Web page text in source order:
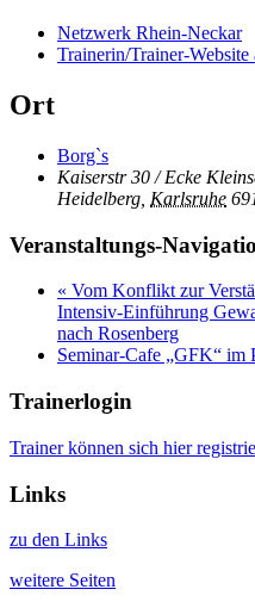
Netzwerk Rhein-Neckar
Trainerin/Trainer-Website
Ort
Borg`s
Kaiserstr 30 / Ecke
Heidelberg Karlsruhe
Veranstaltungs-
« Vom Konflikt zur
Intensiv-Einführung
nach Rosenberg
Seminar-Cafe „GFK“ im
Trainerlogin
Trainer können sich hier
Links
zu den Links
weitere Seiten